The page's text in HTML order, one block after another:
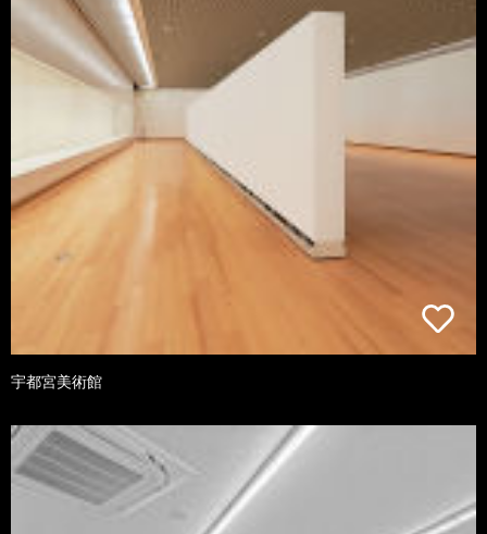
宇都宮美術館